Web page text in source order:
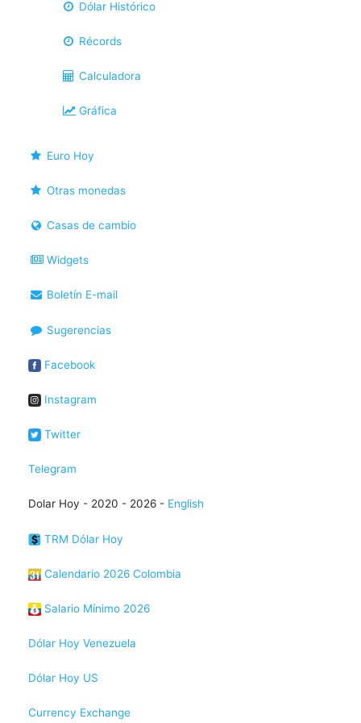
Dólar Histórico
Récords
Calculadora
Gráfica
Euro Hoy
Otras monedas
Casas de cambio
Widgets
Boletín E-mail
Sugerencias
Facebook
Instagram
Twitter
Telegram
Dolar Hoy - 2020 - 2026 - English
TRM Dólar Hoy
Calendario 2026 Colombia
Salario Mínimo 2026
Dólar Hoy Venezuela
Dólar Hoy US
Currency Exchange